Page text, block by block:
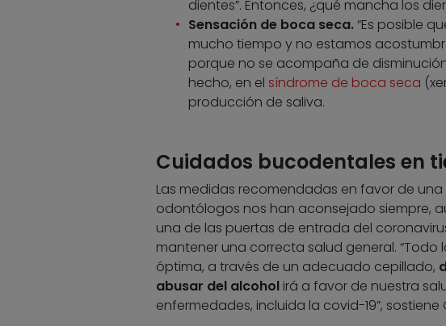
dientes”. Entonces, ¿qué mancha los
Sensación de boca seca.“Es posible
mucho tiempo y no estamos
porque no se acompaña de
hecho, en el síndrome de boca seca
producción de saliva.
Cuidados bucodentales en
Las medidas recomendadas en favor de
odontólogos nos han aconsejado siempre,
una de las puertas de entrada del
mantener una correcta salud general.
óptima, a través de un adecuado cepillado,
abusar del alcoholirá a favor de nuestra
enfermedades, incluida la covid-19”, sostiene